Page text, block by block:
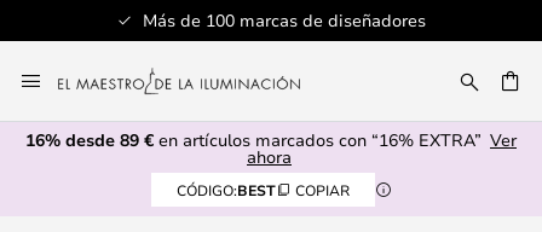
Servicio al cliente
al
contenido
16% desde 89 € en artículos marcados con “16% EXTRA” Ver
ahora
CÓDIGO:BEST COPIAR